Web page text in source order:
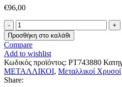
€96,00
ΔΙΣΚΟΣ
(σετ/2τεμ.)
PT743880
ποσότητα
Προσθήκη στο καλάθι
Compare
Add to wishlist
Κωδικός προϊόντος: PT743880
ΜΕΤΑΛΛΙΚΟΙ, Μεταλλικοί Χρυσοί
Share: